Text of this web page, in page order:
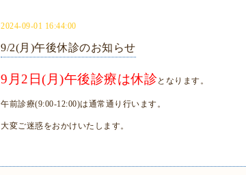
2024-09-01 16:44:00
9/2(月)午後休診のお知らせ
9月2日(月)午後診療は休診 となります。
午前診療(9:00-12:00)は通常通り行います。
大変ご迷惑をおかけいたします。